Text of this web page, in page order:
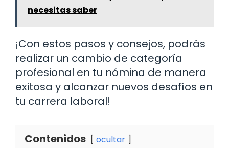
necesitas saber
¡Con estos pasos y consejos, podrás
realizar un cambio de categoría
profesional en tu nómina de manera
exitosa y alcanzar nuevos desafíos en
tu carrera laboral!
Contenidos ocultar